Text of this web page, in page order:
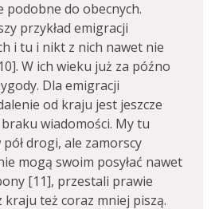
podobne do obecnych.
przykład emigracji
i tu i nikt z nich nawet nie
W ich wieku już za późno
Dla emigracji
od kraju jest jeszcze
wiadomości. My tu
drogi, ale zamorscy
mogą swoim posyłać nawet
[11], przestali prawie
kraju też coraz mniej piszą.